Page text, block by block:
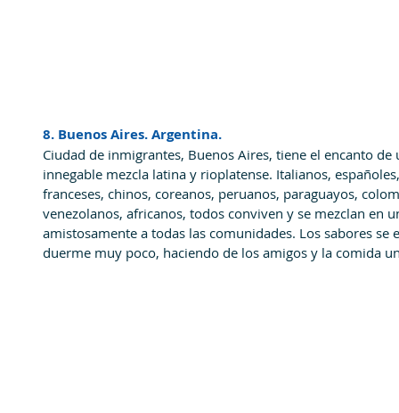
8. Buenos Aires. Argentina.
Ciudad de inmigrantes, Buenos Aires, tiene el encanto
innegable mezcla latina y rioplatense. Italianos,
franceses, chinos, coreanos, peruanos, paraguayos,
venezolanos, africanos, todos conviven y se mezclan en
amistosamente a todas las comunidades. Los sabores
duerme muy poco, haciendo de los amigos y la comida